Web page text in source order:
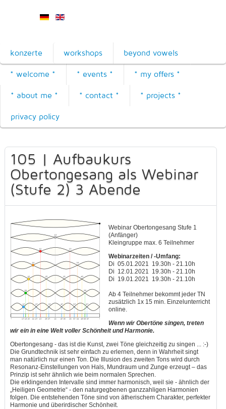
konzerte workshops beyond vowels
* welcome * * events * * my offers *
* about me * * contact * * projects *
privacy policy
105 | Aufbaukurs
Obertongesang als Webinar
(Stufe 2) 3 Abende
Webinar Obertongesang Stufe 1
(Anfänger)
Kleingruppe max. 6 Teilnehmer
Webinarzeiten / -Umfang:
Di 05.01.2021 19.30h - 21.10h
Di 12.01.2021 19.30h - 21.10h
Di 19.01.2021 19.30h - 21.10h
Ab 4 Teilnehmer bekommt jeder TN
zusätzlich 1x 15 min. Einzelunterricht
online.
Wenn wir Obertöne singen, treten
wir ein in eine Welt voller Schönheit und Harmonie.
Obertongesang - das ist die Kunst, zwei Töne gleichzeitig zu singen ... :-)
Die Grundtechnik ist sehr einfach zu erlernen, denn in Wahrheit singt
man natürlich nur einen Ton. Die Illusion des zweiten Tons wird durch
Resonanz-Einstellungen von Hals, Mundraum und Zunge erzeugt – das
Prinzip ist sehr ähnlich wie beim normalen Sprechen.
Die erklingenden Intervalle sind immer harmonisch, weil sie - ähnlich der
„Heiligen Geometrie“ - den naturgegbenen ganzzahligen Harmonien
folgen. Die entstehenden Töne sind von ätherischem Charakter, perfekter
Harmonie und überirdischer Schönheit.